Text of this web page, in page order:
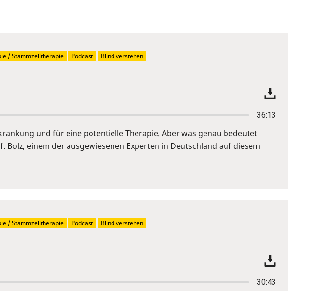
36:13
und für eine potentielle Therapie. Aber was genau bedeutet
einem der ausgewiesenen Experten in Deutschland auf diesem
/ Stammzelltherapie Podcast Blind verstehen
30:43
/ Stammzelltherapie Podcast Blind verstehen